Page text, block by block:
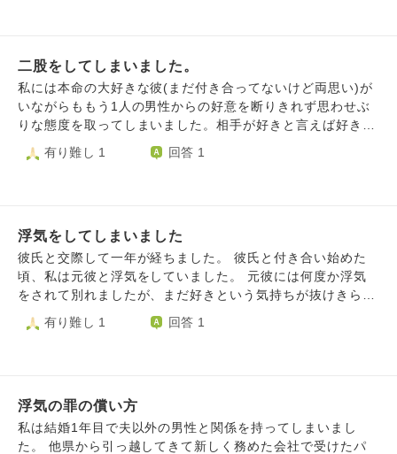
ち、私の生きたい生き方の本質、友達との付き合い方、価値
観や考え方等を情報共有しました。どうしたら、彼からの安
心と信頼を得れるか2人で話し合っていますが思いつきませ
ん。どうすればいいでしょうか？
離れているその間に仲良くなっていた別の男性といい雰囲気
になっていたのもあり気持ちが傾き遠距離でしたが会いに行
き行為もしました。二度目の浮気をしてしまったことになり
ます。 内容がばれてから連絡先も消し、男友達の交友関係
ずっと思い出してはイライラしているらしく毎日叱責されま
言っており毎日眠れません。 すべて自業自得ということは
理解していますが親から失望されることが怖くてたまりませ
ん。彼の自殺だけは耐えられないので言うことに同意してい
ますが未来が怖いです。 許されないことをしてしまった罪
ます。これは反省していないからですか？失望される恐怖に
二股をしてしまいました。
私には本命の大好きな彼(まだ付き合ってないけど両思い)が
いながらももう1人の男性からの好意を断りきれず思わせぶ
りな態度を取ってしまいました。相手が好きと言えば好きと
言ったし会いたいといえば会いたいと言ってしまいました。
それを続けていたらある日もう1人の男性のお友達に嵌めら
有り難し 1 回答 1
浮気をしてしまいました
彼氏と交際して一年が経ちました。 彼氏と付き合い始めた
頃、私は元彼と浮気をしていました。 元彼には何度か浮気
をされて別れましたが、まだ好きという気持ちが抜けきら
ず、遊びに誘われると断ることができずにいました。 今の
彼氏とは、元彼のことを忘れたいと言う思いで始めたマッチ
た。当然ですが、彼を深く傷つけてしまい、自己嫌悪しまし
た。2人で何度も話し合い、彼氏は私の浮気を許してくれま
した。私はそこでもう彼氏を傷つけない、信用を取り戻して
有り難し 1 回答 1
浮気の罪の償い方
私は結婚1年目で夫以外の男性と関係を持ってしまいまし
た。 他県から引っ越してきて新しく務めた会社で受けたパ